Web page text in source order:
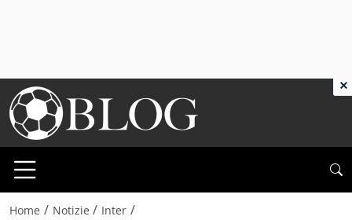
Home / Notizie / Inter /
×